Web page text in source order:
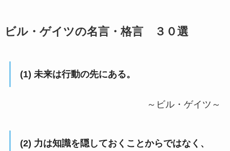
ビル・ゲイツの名言・格言 ３０選
(1) 未来は行動の先にある。
～ビル・ゲイツ～
(2) 力は知識を隠しておくことからではなく、